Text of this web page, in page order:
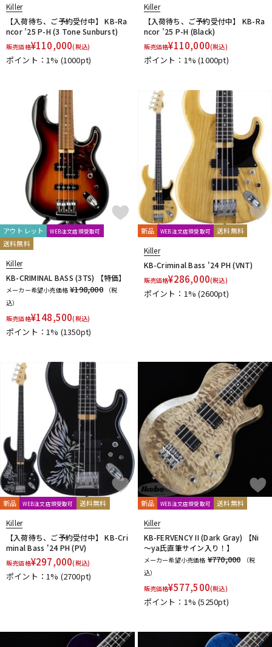
アンプ エフェクター
DJ機器 DTM
DTM オンライン納品 レコーディング機器
配信/ライブ機器 楽器アクセサリ
中古 ヴィンテージ
Killer
【入荷待ち、ご予約受付中】 KB-Ra
ncor ’25 P-H (3 Tone Sunburst)
販売価格¥110,000(税込)
ポイント：1% (1000pt)
Killer
【入荷待ち、ご予約受付中】 KB-Ra
ncor ’25 P-H (Black)
販売価格¥110,000(税込)
ポイント：1%(1000pt)
アウトレット WEB注文店頭受取可
送料無料
Killer
KB-CRIMINAL BASS (3TS) 【特価】
メーカー希望小売価格 ¥198,000
（税
込）
販売価格¥148,500(税込)
ポイント：1% (1350pt)
新品 WEB注文店頭受取可 送料無料
Killer
KB-Criminal Bass '24 PH (VNT)
販売価格¥286,000(税込)
ポイント：1%(2600pt)
新品 WEB注文店頭受取可 送料無料
Killer
【入荷待ち、ご予約受付中】 KB-Cri
minal Bass '24 PH (PV)
販売価格¥297,000(税込)
ポイント：1% (2700pt)
新品 WEB注文店頭受取可 送料無料
Killer
KB-FERVENCY II (Dark Gray) 【Ni
～ya氏直筆サイン入り！】
メーカー希望小売価格 ¥770,000
（税
込）
販売価格¥577,500(税込)
ポイント：1%(5250pt)